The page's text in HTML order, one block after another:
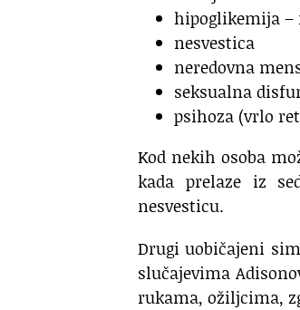
hipoglikemija –
nesvestica
neredovna
seksualna
psihoza (vrlo
Kod nekih osoba
kada prelaze iz
nesvesticu.
Drugi uobičajeni
slučajevima
rukama, ožiljcima,